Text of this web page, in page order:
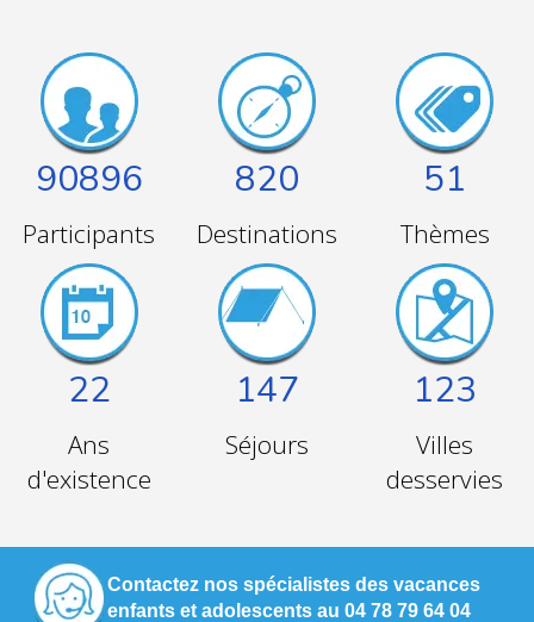
90896
Participants
820
Destinations
51
Thèmes
22
Ans
d'existence
147
Séjours
123
Villes
desservies
Contactez nos spécialistes des vacances
enfants et adolescents au 04 78 79 64 04